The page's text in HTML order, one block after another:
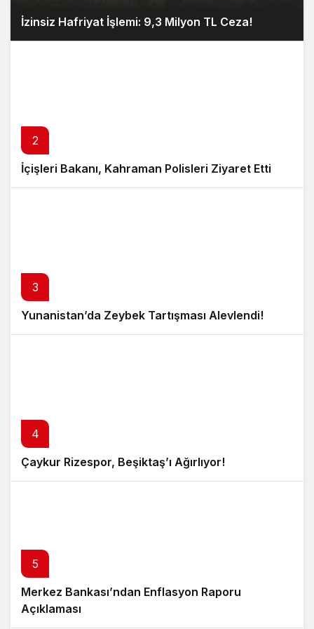
İzinsiz Hafriyat İşlemi: 9,3 Milyon TL Ceza!
2
İçişleri Bakanı, Kahraman Polisleri Ziyaret Etti
3
Yunanistan’da Zeybek Tartışması Alevlendi!
4
Çaykur Rizespor, Beşiktaş’ı Ağırlıyor!
5
Merkez Bankası’ndan Enflasyon Raporu
Açıklaması